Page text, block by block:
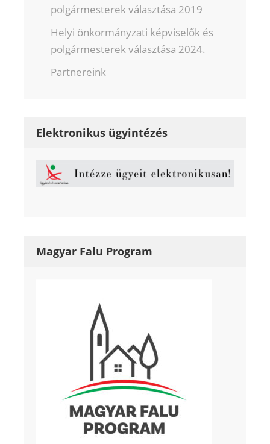
polgármesterek választása 2019
Helyi önkormányzati képviselők és
polgármesterek választása 2024.
Partnereink
Elektronikus ügyintézés
Magyar Falu Program